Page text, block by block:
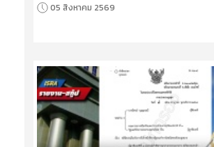
05 สิงหาคม 2569